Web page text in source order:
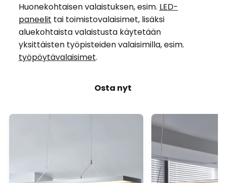
Huonekohtaisen valaistuksen, esim. LED-
paneelit tai toimistovalaisimet, lisäksi
aluekohtaista valaistusta käytetään
yksittäisten työpisteiden valaisimilla, esim.
työpöytävalaisimet.
Osta nyt